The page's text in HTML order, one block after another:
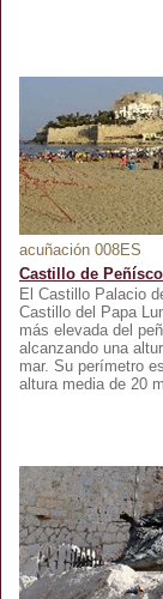
acuñación 008ES
Castillo de
El Castillo Palacio
Castillo del Papa
más elevada del
alcanzando una
mar. Su perímetro
altura media de 20